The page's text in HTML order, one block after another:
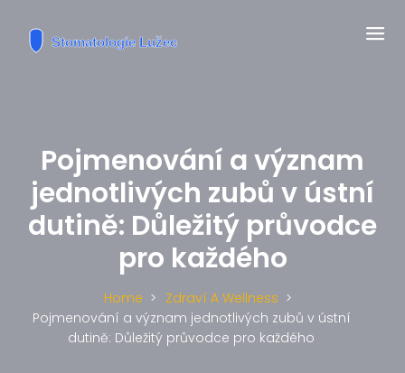
Pojmenování a význam
jednotlivých zubů v ústní
dutině: Důležitý průvodce
pro každého
Home
Zdraví A Wellness
Pojmenování a význam jednotlivých zubů v ústní
dutině: Důležitý průvodce pro každého